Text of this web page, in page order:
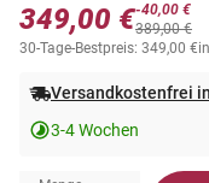
349,00 €-40,00 €
389,00 €
30-Tage-Bestpreis: 349,00 €
Versandkostenfrei
3-4 Wochen